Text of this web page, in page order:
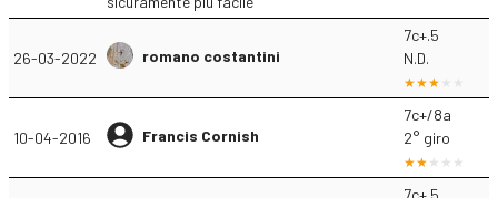
26-03-2022 romano costantini
7c+.5
N.D.
10-04-2016 Francis Cornish
7c+/8a
2° giro
7c+.5